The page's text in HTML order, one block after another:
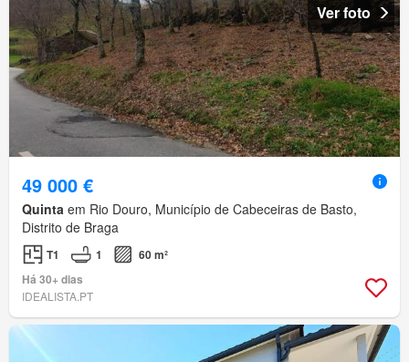
Ver foto
49 000 €
Quinta em Rio Douro, Município de Cabeceiras de Basto,
Distrito de Braga
T1 1
60 m²
Há 30+ dias
IDEALISTA.PT